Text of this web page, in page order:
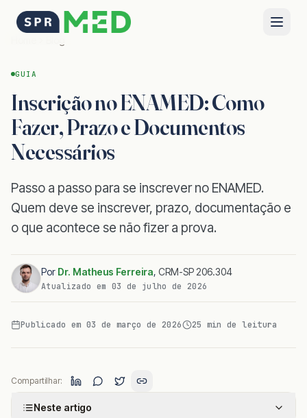
GUIA
Inscrição no ENAMED: Como
Fazer, Prazo e Documentos
Necessários
Passo a passo para se inscrever no ENAMED.
Quem deve se inscrever, prazo, documentação e
o que acontece se não fizer a prova.
Por Dr. Matheus Ferreira, CRM-SP 206.304
Atualizado em 03 de julho de 2026
Publicado em 03 de março de 2026 25 min de leitura
Compartilhar:
Neste artigo